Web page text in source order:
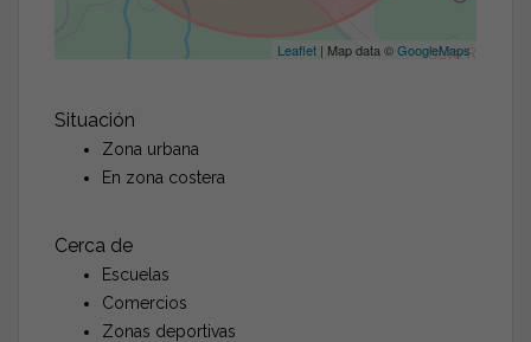
Leaflet | Map data ©GoogleMaps
Situación
Zona urbana
En zona costera
Cerca de
Escuelas
Comercios
Zonas deportivas